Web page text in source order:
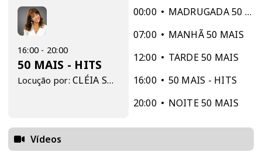
16:00 - 20:00
50 MAIS - HITS
Locução por: CLÉIA SOUZA
00:00
MADRUGADA 50 MAIS
07:00
MANHÃ 50 MAIS
12:00
TARDE 50 MAIS
16:00
50 MAIS - HITS
20:00
NOITE 50 MAIS
Vídeos